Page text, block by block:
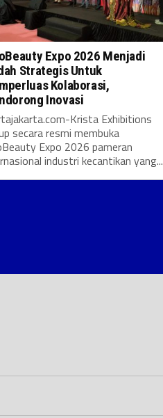
Expo 2026 Menjadi
Strategis Untuk
Kolaborasi,
Inovasi
Krista Exhibitions
secara resmi membuka
Expo 2026 pameran
industri kecantikan yang...